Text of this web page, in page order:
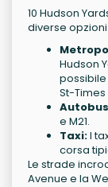
10 Hudson
diverse
Hudson
St-
e M21.
Taxi:I
corsa
Le strade
Avenue e la